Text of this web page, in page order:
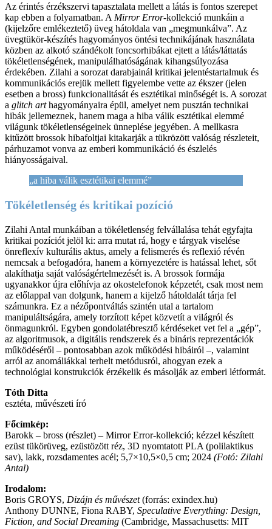
Az érintés érzékszervi tapasztalata mellett a látás is fontos szerepet
kap ebben a folyamatban. A Mirror Error-kollekció munkáin a
(kijelzőre emlékeztető) üveg hátoldala van „megmunkálva”. Az
üvegtükör-készítés hagyományos öntési technikájának használata
közben az alkotó szándékolt foncsorhibákat ejtett a látás/láttatás
tökéletlenségének, manipulálhatóságának kihangsúlyozása
érdekében. Zilahi a sorozat darabjainál kritikai jelentéstartalmuk és
kommunikációs erejük mellett figyelembe vette az ékszer (jelen
esetben a bross) funkcionalitását és esztétikai minőségét is. A sorozat
a glitch arthagyományaira épül, amelyet nem pusztán technikai
hibák jellemeznek, hanem maga a hiba válik esztétikai elemmé
világunk tökéletlenségeinek ünneplése jegyében. A mellkasra
kitűzött brossok hibafoltjai kitakarják a tükrözött valóság részleteit,
párhuzamot vonva az emberi kommunikáció és észlelés
hiányosságaival.
„a hiba válik esztétikai elemmé”
Tökéletlenség és kritikai pozíció
Zilahi Antal munkáiban a tökéletlenség felvállalása tehát egyfajta
kritikai pozíciót jelöl ki: arra mutat rá, hogy e tárgyak viselése
önreflexív kulturális aktus, amely a felismerés és reflexió révén
nemcsak a befogadóra, hanem a környezetére is hatással lehet, sőt
alakíthatja saját valóságértelmezését is. A brossok formája
ugyanakkor újra előhívja az okostelefonok képzetét, csak most nem
az előlappal van dolgunk, hanem a kijelző hátoldalát tárja fel
számunkra. Ez a nézőpontváltás szintén utal a tartalom
manipuláltságára, amely torzított képet közvetít a világról és
önmagunkról. Egyben gondolatébresztő kérdéseket vet fel a „gép”,
az algoritmusok, a digitális rendszerek és a bináris reprezentációk
működéséről – pontosabban azok működési hibáiról –, valamint
arról az anomáliákkal terhelt metódusról, ahogyan ezek a
technológiai konstrukciók érzékelik és másolják az emberi létformát.
Tóth Ditta
esztéta, művészeti író
Főcímkép:
Barokk – bross (részlet) – Mirror Error-kollekció; kézzel készített
ezüst tükörüveg, ezüstözött réz, 3D nyomtatott PLA (polilaktikus
sav), lakk, rozsdamentes acél; 5,7×10,5×0,5 cm; 2024 (Fotó: Zilahi
Antal)
Irodalom:
Boris GROYS, Dizájn és művészet(forrás: exindex.hu)
Anthony DUNNE, Fiona RABY, Speculative Everything: Design,
Fiction, and Social Dreaming (Cambridge, Massachusetts: MIT